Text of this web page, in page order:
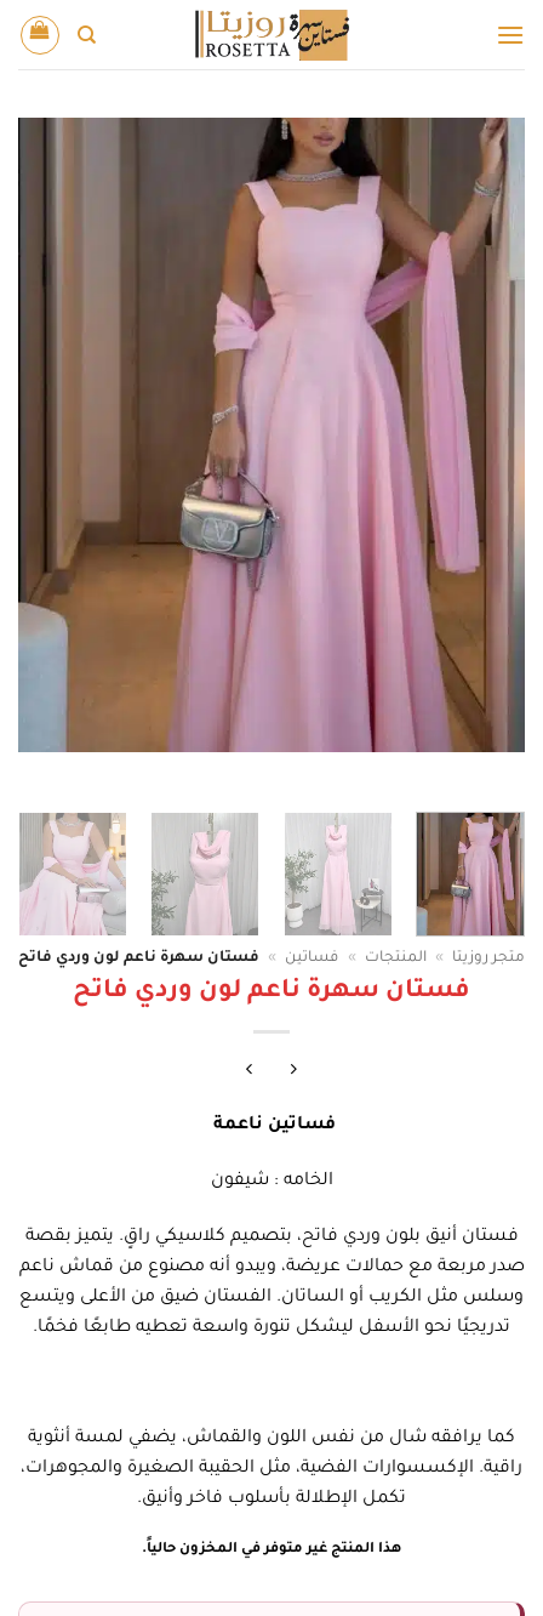
للمحتوى
متجر روزيتا » المنتجات » فساتين » فستان سهرة ناعم لون وردي فاتح
فستان سهرة ناعم لون وردي فاتح
فساتين ناعمة
الخامه : شيفون
فستان أنيق بلون وردي فاتح، بتصميم كلاسيكي راقٍ. يتميز بقصة
صدر مربعة مع حمالات عريضة، ويبدو أنه مصنوع من قماش ناعم
وسلس مثل الكريب أو الساتان. الفستان ضيق من الأعلى ويتسع
تدريجيًا نحو الأسفل ليشكل تنورة واسعة تعطيه طابعًا فخمًا.
كما يرافقه شال من نفس اللون والقماش، يضفي لمسة أنثوية
راقية. الإكسسوارات الفضية، مثل الحقيبة الصغيرة والمجوهرات،
تكمل الإطلالة بأسلوب فاخر وأنيق.
هذا المنتج غير متوفر في المخزون حالياً.